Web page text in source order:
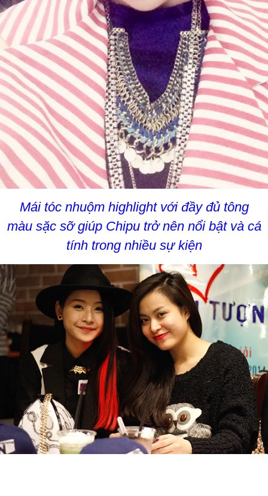
Mái tóc nhuộm highlight với đầy đủ tông
màu sặc sỡ giúp Chipu trở nên nổi bật và cá
tính trong nhiều sự kiện